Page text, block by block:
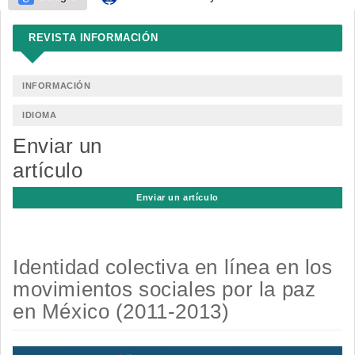
REVISTA INFORMACIÓN
INFORMACIÓN
IDIOMA
Enviar un
artículo
Enviar un artículo
Identidad colectiva en línea en los
movimientos sociales por la paz
en México (2011-2013)